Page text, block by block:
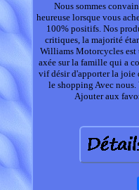
Nous sommes
heureuse lorsque vous
100% positifs. Nos
critiques, la majorité
Williams Motorcycles est
axée sur la famille qui a
vif désir d'apporter la joie
le shopping Avec
Ajouter aux